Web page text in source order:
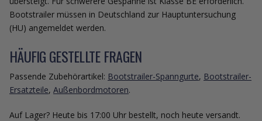
Bootstrailer müssen in Deutschland zur Hauptuntersuchung
(HU) angemeldet werden.
HÄUFIG GESTELLTE FRAGEN
Passende Zubehörartikel: Bootstrailer-Spanngurte, Bootstrailer-
Ersatzteile, Außenbordmotoren.
Auf Lager? Heute bis 17:00 Uhr bestellt, noch heute versandt.